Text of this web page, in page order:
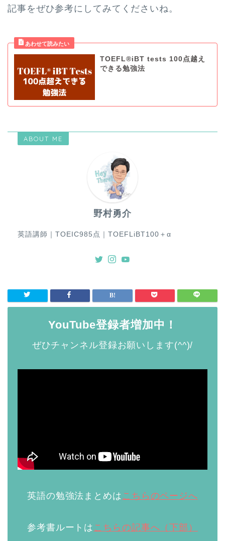
記事をぜひ参考にしてみてくださいね。
TOEFL®iBT tests 100点越え
できる勉強法
ABOUT ME
野村勇介
英語講師｜TOEIC985点｜TOEFLiBT100＋α
YouTube登録者増加中！
ぜひチャンネル登録お願いします(^^)/
英語の勉強法まとめは こちらのページへ
参考書ルートは こちらの記事へ（下部）